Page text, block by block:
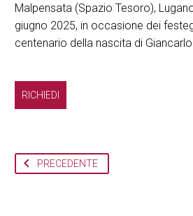
Malpensata (Spazio Tesoro),
giugno 2025, in occasione dei
centenario della nascita di
RICHIEDI
PRECEDENTE